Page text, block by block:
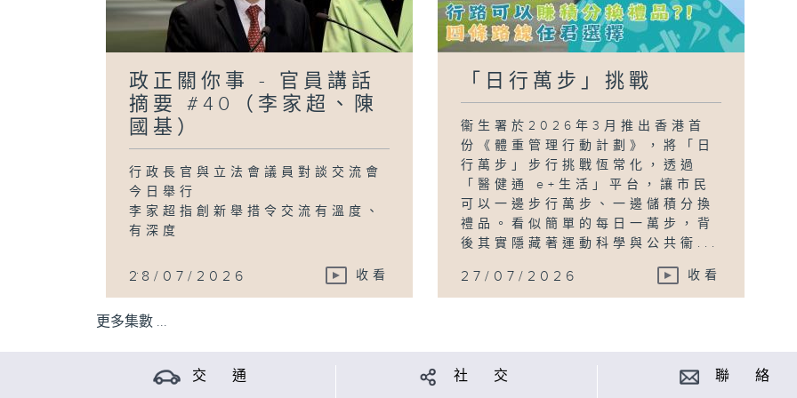
政正關你事 - 官員講話
摘要 #40（李家超、陳
國基）
行政長官與立法會議員對談交流會
今日舉行
李家超指創新舉措令交流有溫度、
有深度
...
28/07/2026 收看
「日行萬步」挑戰
衞生署於2026年3月推出香港首
份《體重管理行動計劃》，將「日
行萬步」步行挑戰恆常化，透過
「醫健通 e+生活」平台，讓市民
可以一邊步行萬步、一邊儲積分換
禮品。看似簡單的每日一萬步，背
後其實隱藏著運動科學與公共衞...
27/07/2026 收看
更多集數 ...
交 通 社 交 聯 絡